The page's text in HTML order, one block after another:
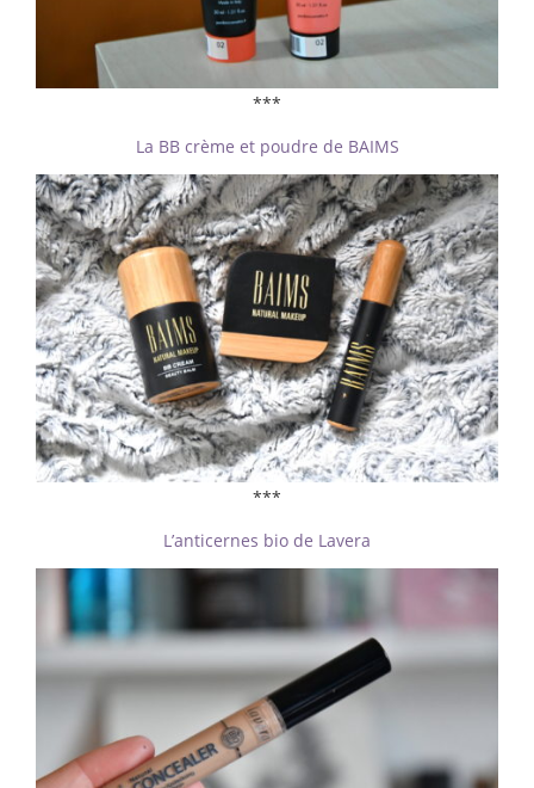
***
La BB crème et poudre de BAIMS
***
L’anticernes bio de Lavera